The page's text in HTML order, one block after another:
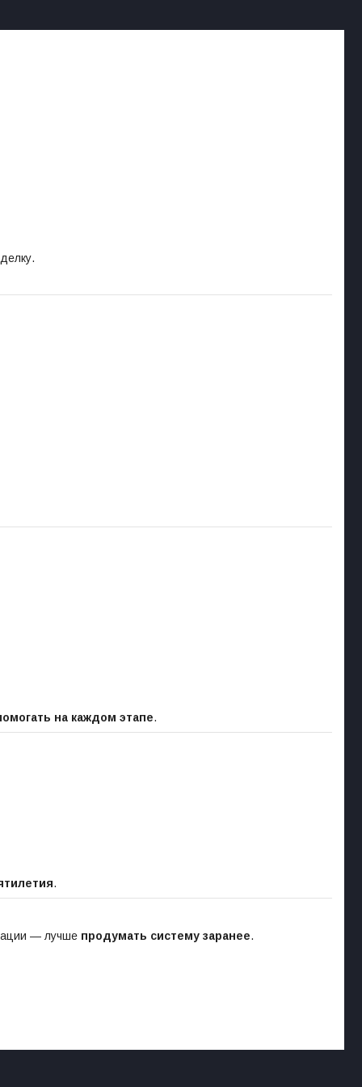
на каждом этапе.
.
— лучше продумать систему заранее.